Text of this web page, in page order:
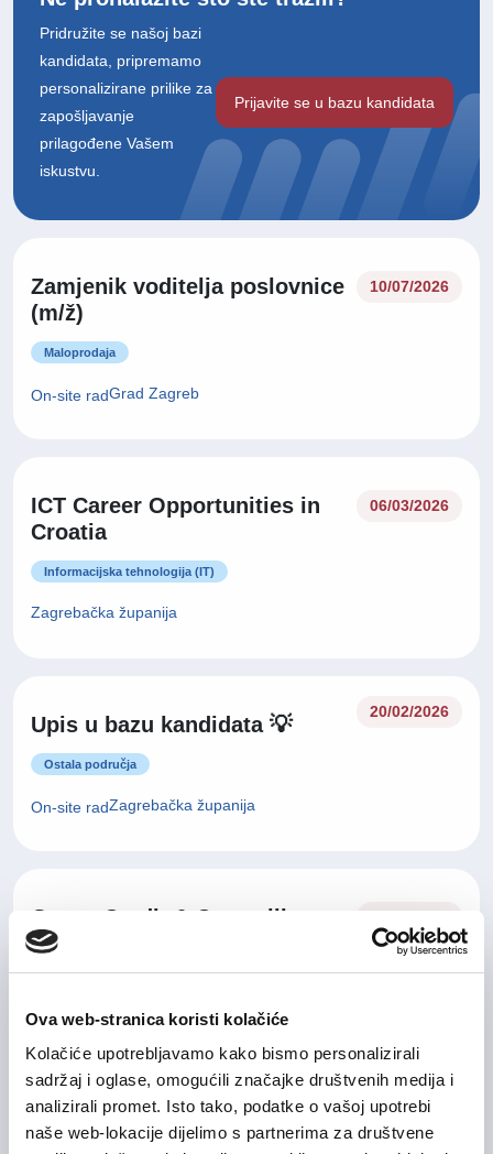
Ova web-stranica koristi kolačiće
Kolačiće upotrebljavamo kako bismo personalizirali
sadržaj i oglase, omogućili značajke društvenih medija i
analizirali promet. Isto tako, podatke o vašoj upotrebi
naše web-lokacije dijelimo s partnerima za društvene
Pridružite se našoj bazi
kandidata, pripremamo
personalizirane prilike za
zapošljavanje
prilagođene Vašem
iskustvu.
Prijavite se u bazu kandidata
Zamjenik voditelja poslovnice
(m/ž)
10/07/2026
Maloprodaja
On-site radGrad Zagreb
ICT Career Opportunities in
Croatia
06/03/2026
Informacijska tehnologija (IT)
Zagrebačka županija
Upis u bazu kandidata 💡
20/02/2026
Ostala područja
On-site radZagrebačka županija
Group Credit & Controlling
Manager
On-site radGrad Zagreb
Sales Manager
29/07/2026